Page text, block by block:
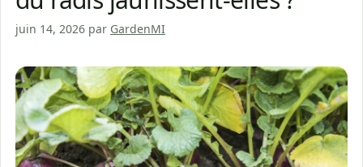
juin 14, 2026 par GardenMI